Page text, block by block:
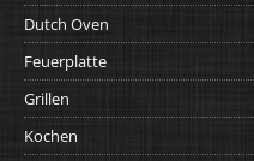
Dutch Oven
Feuerplatte
Grillen
Kochen